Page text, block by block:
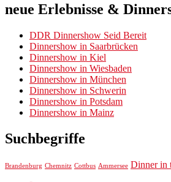
neue Erlebnisse &
DDR Dinnershow Seid Bereit
Dinnershow in Saarbrücken
Dinnershow in Kiel
Dinnershow in Wiesbaden
Dinnershow in München
Dinnershow in Schwerin
Dinnershow in Potsdam
Dinnershow in Mainz
Suchbegriffe
Brandenburg Chemnitz Cottbus Ammersee Dinner in